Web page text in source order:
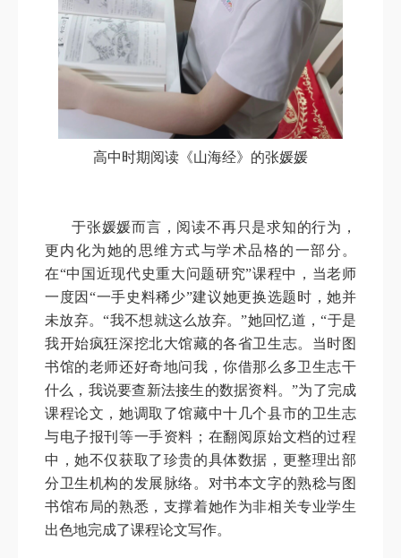
高中时期阅读《山海经》的张媛媛
于张媛媛而言，阅读不再只是求知的行为，
更内化为她的思维方式与学术品格的一部分。
在“中国近现代史重大问题研究”课程中，当老师
一度因“一手史料稀少”建议她更换选题时，她并
未放弃。“我不想就这么放弃。”她回忆道，“于是
我开始疯狂深挖北大馆藏的各省卫生志。当时图
书馆的老师还好奇地问我，你借那么多卫生志干
什么，我说要查新法接生的数据资料。”为了完成
课程论文，她调取了馆藏中十几个县市的卫生志
与电子报刊等一手资料；在翻阅原始文档的过程
中，她不仅获取了珍贵的具体数据，更整理出部
分卫生机构的发展脉络。对书本文字的熟稔与图
书馆布局的熟悉，支撑着她作为非相关专业学生
出色地完成了课程论文写作。